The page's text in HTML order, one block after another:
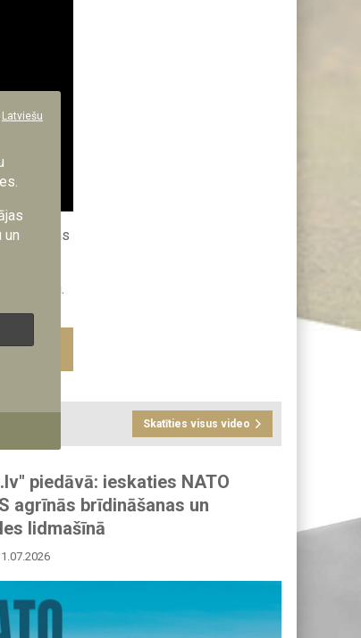
Draugiem
Skatīties visus video
piedāvā: ieskaties NATO
agrīnās brīdināšanas un
lidmašīnā
Latviešu
un